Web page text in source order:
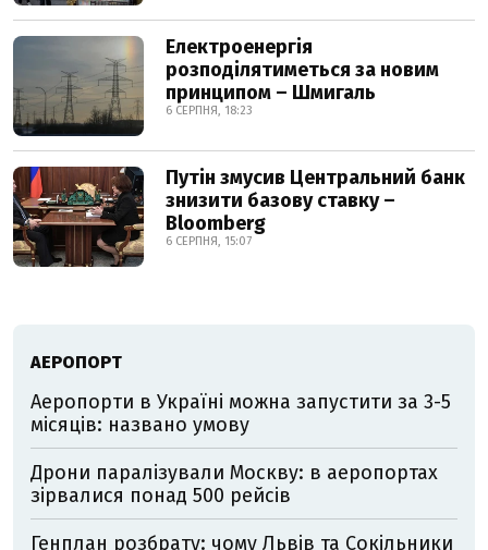
Електроенергія
розподілятиметься за новим
принципом – Шмигаль
6 СЕРПНЯ, 18:23
Путін змусив Центральний банк
знизити базову ставку –
Bloomberg
6 СЕРПНЯ, 15:07
АЕРОПОРТ
Аеропорти в Україні можна запустити за 3-5
місяців: названо умову
Дрони паралізували Москву: в аеропортах
зірвалися понад 500 рейсів
Генплан розбрату: чому Львів та Сокільники